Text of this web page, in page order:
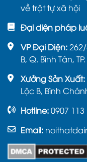
về trật tự xã hội
Đại diện pháp
VP Đại Diện:
B, Q. Bình Tân,
Xưởng Sản Xuất:
Lộc B, Bình
Hotline:0907 113
Email: